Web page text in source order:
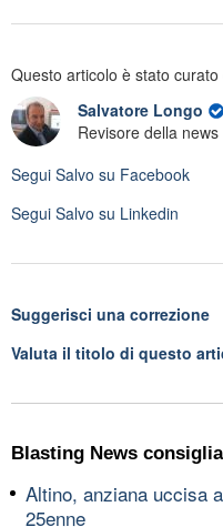
Questo articolo è stato
Salvatore Longo
Revisore della news
Segui Salvo su Facebook
Segui Salvo su Linkedin
Suggerisci una correzione
Valuta il titolo di questo
Blasting News consiglia
Altino, anziana uccisa
25enne